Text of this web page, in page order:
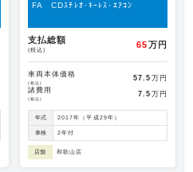
FA CDｽﾃﾚｵ･ｷｰﾚｽ･ｴｱｺﾝ
支払総額
(税込)
65万円
車両本体価格
(税込)
57.5 万円
諸費用
(税込)
7.5 万円
年式 2017年（平成29年）
車検 2年付
店舗 和歌山店